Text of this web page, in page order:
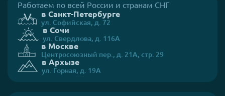
Работаем по всей России и странам СНГ
в Санкт-Петербурге
ул. Софийская, д. 72
в Сочи
ул. Свердлова, д. 116А
в Москве
Центросоюзный пер., д. 21А, стр. 29
в Архызе
ул. Горная, д. 19А